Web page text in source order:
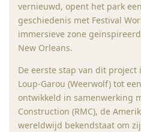
vernieuwd, opent het park
geschiedenis met Festival
immersieve zone
New Orleans.
De eerste stap van dit
Loup-Garou (Weerwolf) tot
ontwikkeld in samenwerking
Construction (RMC), de
wereldwijd bekendstaat om